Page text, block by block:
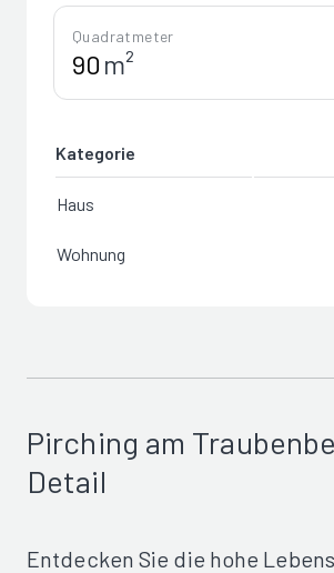
Quadratmeter
m²
Kategorie
Haus
Wohnung
Pirching am
Detail
Entdecken Sie die hohe